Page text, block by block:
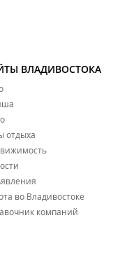
ВЛАДИВОСТОКА
отдыха
во Владивостоке
компаний